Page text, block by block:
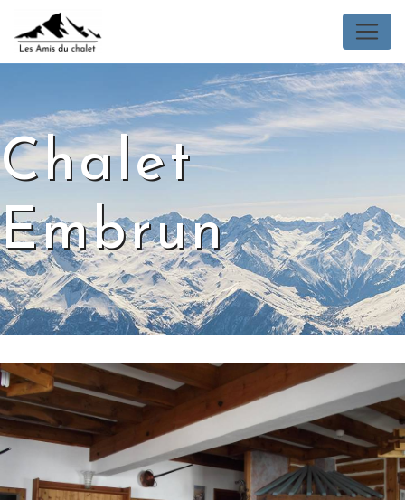
Panneau de gestion des cookies
Chalet
Embrun